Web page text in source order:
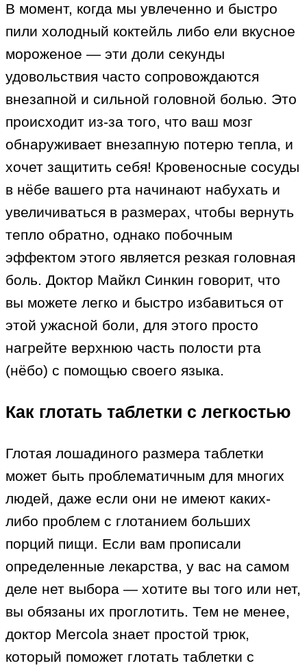
В момент, когда мы увлеченно и быстро
пили холодный коктейль либо ели вкусное
мороженое — эти доли секунды
удовольствия часто сопровождаются
внезапной и сильной головной болью. Это
происходит из-за того, что ваш мозг
обнаруживает внезапную потерю тепла, и
хочет защитить себя! Кровеносные сосуды
в нёбе вашего рта начинают набухать и
увеличиваться в размерах, чтобы вернуть
тепло обратно, однако побочным
эффектом этого является резкая головная
боль. Доктор Майкл Синкин говорит, что
вы можете легко и быстро избавиться от
этой ужасной боли, для этого просто
нагрейте верхнюю часть полости рта
(нёбо) с помощью своего языка.
Как глотать таблетки с легкостью
Глотая лошадиного размера таблетки
может быть проблематичным для многих
людей, даже если они не имеют каких-
либо проблем с глотанием больших
порций пищи. Если вам прописали
определенные лекарства, у вас на самом
деле нет выбора — хотите вы того или нет,
вы обязаны их проглотить. Тем не менее,
доктор Mercola знает простой трюк,
который поможет глотать таблетки с